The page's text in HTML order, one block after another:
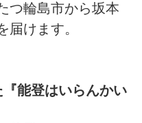
つ輪島市から坂本
届けます。
能登はいらんかい